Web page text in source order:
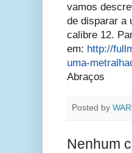
vamos
de disparar a
calibre 12.
em: http://
uma-
Abraços
Posted by
Nenhum